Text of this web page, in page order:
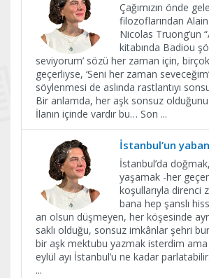
Çağımızın önde
filozoflarından
Nicolas Truong’un
kitabında Badiou
seviyorum’ sözü her zaman için,
geçerliyse, ‘Seni her zaman
söylenmesi de aslında rastlantıyı
Bir anlamda, her aşk sonsuz
İlanın içinde vardır bu… Son ...
İstanbul’un
İstanbul’da
yaşamak -her
koşullarıyla direnci
bana hep şanslı
an olsun düşmeyen, her köşesinde
saklı olduğu, sonsuz imkânlar şehri
bir aşk mektubu yazmak isterdim ama
eylül ayı İstanbul’u ne kadar
...